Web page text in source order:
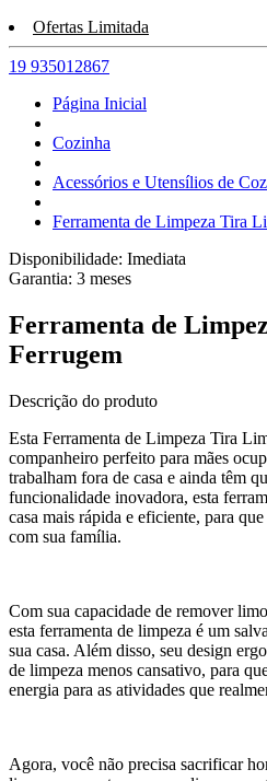
Ofertas Limitada
19 935012867
Página Inicial
Cozinha
Acessórios e Utensílios de
Ferramenta de Limpeza Tira
Disponibilidade: Imediata
Garantia: 3 meses
Ferramenta de
Ferrugem
Descrição do produto
Esta Ferramenta de Limpeza Tira
companheiro perfeito para mães
trabalham fora de casa e ainda têm
funcionalidade inovadora, esta
casa mais rápida e eficiente, para
com sua família.
Com sua capacidade de remover
esta ferramenta de limpeza é um
sua casa. Além disso, seu design
de limpeza menos cansativo, para
energia para as atividades que
Agora, você não precisa sacrificar